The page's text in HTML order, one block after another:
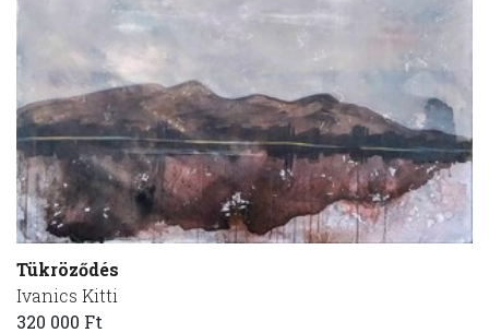
Tükröződés
Ivanics Kitti
320 000 Ft